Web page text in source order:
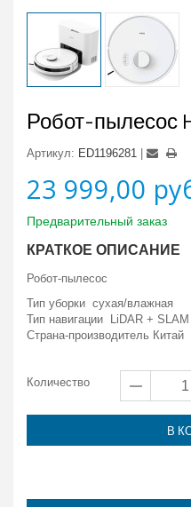
Робот-пылесос
Артикул: ED1196281
23 999,00
Предварительный заказ
КРАТКОЕ ОПИСАНИЕ
Робот-пылесос
Тип уборки суxая/влажная
Тип навигации LiDAR + SLAM
Страна-производитель Китай
Количество
В